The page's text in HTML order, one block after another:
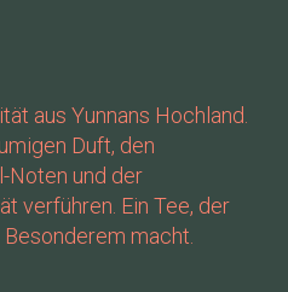
aus Yunnans Hochland.
Duft, den
Noten und der
verführen. Ein Tee, der
macht.